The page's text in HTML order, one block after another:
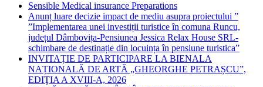
Sensible Medical insurance Preparations
Anunț luare decizie impact de mediu asupra proiectului ”
”Implementarea unei investiții turistice în comuna Runcu,
județul Dâmbovița-Pensiunea Jessica Relax House SRL-
schimbare de destinație din locuința în pensiune turistica”
INVITAȚIE DE PARTICIPARE LA BIENALA
NAȚIONALĂ DE ARTĂ „GHEORGHE PETRAȘCU”,
EDIŢIA A XVIII-A, 2026